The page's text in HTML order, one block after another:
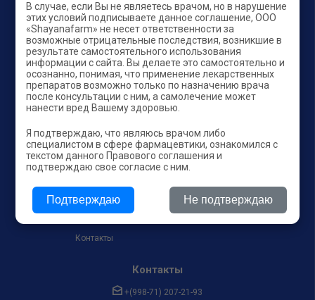
Компания
О нас
Продукция
Отзывы
Контакты
Продукты
RX
PARAPHARMACIA
Контакты
+(998-71) 207-21-93
В случае, если Вы не являетесь врачом, но в нарушение
этих условий подписываете данное соглашение, ООО
«Shayanafarm» не несет ответственности за
возможные отрицательные последствия, возникшие в
результате самостоятельного использования
информации с сайта. Вы делаете это самостоятельно и
осознанно, понимая, что применение лекарственных
препаратов возможно только по назначению врача
после консультации с ним, а самолечение может
нанести вред Вашему здоровью.
Я подтверждаю, что являюсь врачом либо
специалистом в сфере фармацевтики, ознакомился с
текстом данного Правового соглашения и
подтверждаю свое согласие с ним.
Подтверждаю Не подтверждаю